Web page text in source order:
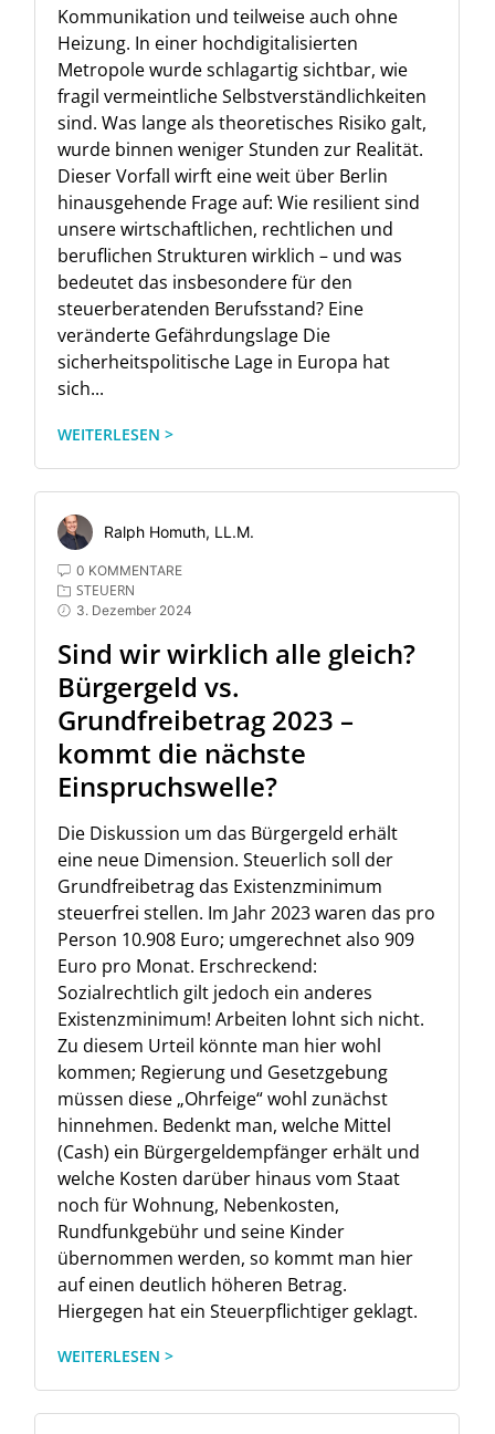
Kommunikation und teilweise auch ohne
Heizung. In einer hochdigitalisierten
Metropole wurde schlagartig sichtbar, wie
fragil vermeintliche Selbstverständlichkeiten
sind. Was lange als theoretisches Risiko galt,
wurde binnen weniger Stunden zur Realität.
Dieser Vorfall wirft eine weit über Berlin
hinausgehende Frage auf: Wie resilient sind
unsere wirtschaftlichen, rechtlichen und
beruflichen Strukturen wirklich – und was
bedeutet das insbesondere für den
steuerberatenden Berufsstand? Eine
veränderte Gefährdungslage Die
sicherheitspolitische Lage in Europa hat
sich...
WEITERLESEN >
Ralph Homuth, LL.M.
0 KOMMENTARE
STEUERN
3. Dezember 2024
Sind wir wirklich alle gleich?
Bürgergeld vs.
Grundfreibetrag 2023 –
kommt die nächste
Einspruchswelle?
Die Diskussion um das Bürgergeld erhält
eine neue Dimension. Steuerlich soll der
Grundfreibetrag das Existenzminimum
steuerfrei stellen. Im Jahr 2023 waren das pro
Person 10.908 Euro; umgerechnet also 909
Euro pro Monat. Erschreckend:
Sozialrechtlich gilt jedoch ein anderes
Existenzminimum! Arbeiten lohnt sich nicht.
Zu diesem Urteil könnte man hier wohl
kommen; Regierung und Gesetzgebung
müssen diese „Ohrfeige“ wohl zunächst
hinnehmen. Bedenkt man, welche Mittel
(Cash) ein Bürgergeldempfänger erhält und
welche Kosten darüber hinaus vom Staat
noch für Wohnung, Nebenkosten,
Rundfunkgebühr und seine Kinder
übernommen werden, so kommt man hier
auf einen deutlich höheren Betrag.
Hiergegen hat ein Steuerpflichtiger geklagt.
WEITERLESEN >